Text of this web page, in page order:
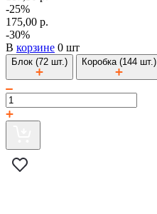
-25%
175,00 р.
-30%
В корзине 0 шт
Блок (72 шт.) Коробка (144 шт.)